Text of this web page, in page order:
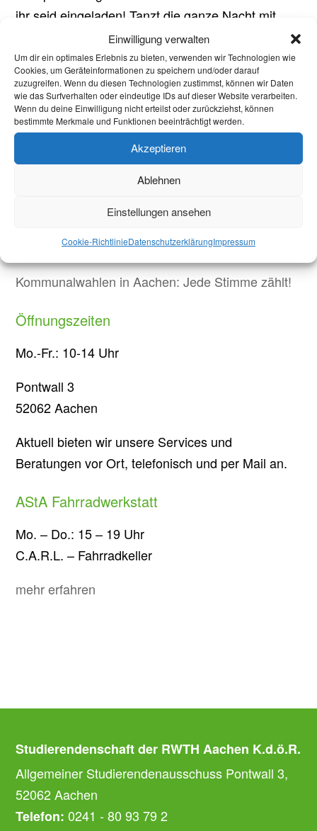
Einwilligung verwalten
Um dir ein optimales Erlebnis zu bieten, verwenden wir Technologien wie
Cookies, um Geräteinformationen zu speichern und/oder darauf
zuzugreifen. Wenn du diesen Technologien zustimmst, können wir Daten
wie das Surfverhalten oder eindeutige IDs auf dieser Website verarbeiten.
Wenn du deine Einwilligung nicht erteilst oder zurückziehst, können
bestimmte Merkmale und Funktionen beeinträchtigt werden.
Akzeptieren
Ablehnen
Einstellungen ansehen
Cookie-RichtlinieDatenschutzerklärungImpressum
ihr seid eingeladen! Tanzt die ganze Nacht mit
euren Freund:innen und anderen K-Pop-Fans zu
den besten Beats von DJ Freezeur...
Aktuelles
Welcome Week und darüber hinaus: Onboarding
neuer internationaler Studierender
Warum Einsamkeit im Studium kein Versagen ist –
Protest in Düsseldorf: Studierende demonstrieren
Kommunalwahlen in Aachen: Jede Stimme zählt!
Öffnungszeiten
Mo.-Fr.: 10-14 Uhr
Pontwall 3
52062 Aachen
Aktuell bieten wir unsere Services und
Beratungen vor Ort, telefonisch und per Mail an.
AStA Fahrradwerkstatt
Mo. – Do.: 15 – 19 Uhr
C.A.R.L. – Fahrradkeller
mehr erfahren
Studierendenschaft der RWTH Aachen K.d.ö.R.
Allgemeiner Studierendenausschuss Pontwall 3,
52062 Aachen
Telefon: 0241 - 80 93 79 2